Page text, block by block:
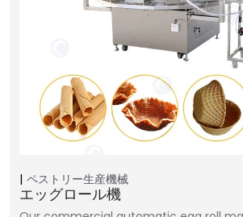
ペストリー生産機械
エッグロール機